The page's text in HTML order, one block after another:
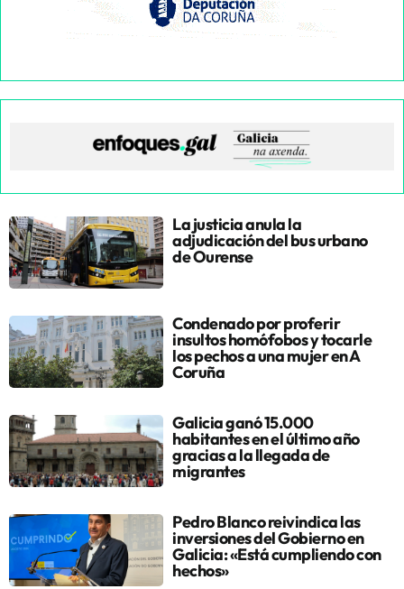
La justicia anula la
adjudicación del bus urbano
de Ourense
Condenado por proferir
insultos homófobos y tocarle
los pechos a una mujer en A
Coruña
Galicia ganó 15.000
habitantes en el último año
gracias a la llegada de
migrantes
Pedro Blanco reivindica las
inversiones del Gobierno en
Galicia: «Está cumpliendo con
hechos»